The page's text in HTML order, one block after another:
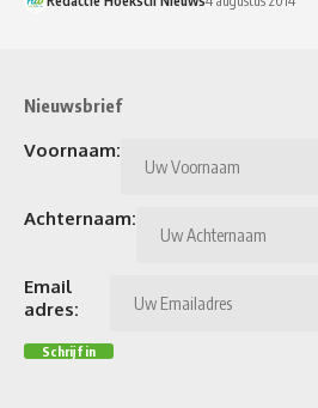
Nieuwsbrief
Voornaam:
Achternaam:
Email
adres: